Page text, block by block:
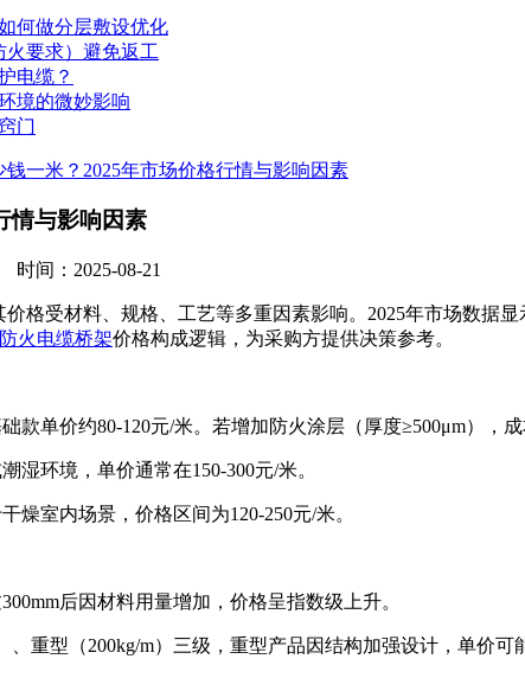
何做分层敷设优化
要求）避免返工
电缆？
境的微妙影响
门
一米？2025年市场价格行情与影响因素
情与影响因素
间：2025-08-21
格受材料、规格、工艺等多重因素影响。2025年市场数据
火电缆桥架价格构成逻辑，为采购方提供决策参考。
单价约80-120元/米。若增加防火涂层（厚度≥500μm），成
湿环境，单价通常在150-300元/米。
燥室内场景，价格区间为120-250元/米。
后因材料用量增加，价格呈指数级上升。
重型（200kg/m）三级，重型产品因结构加强设计，单价可